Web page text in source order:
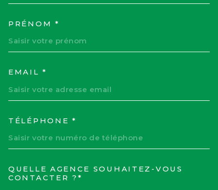
PRÉNOM *
EMAIL *
TÉLÉPHONE *
QUELLE AGENCE SOUHAITEZ-VOUS
CONTACTER ?*